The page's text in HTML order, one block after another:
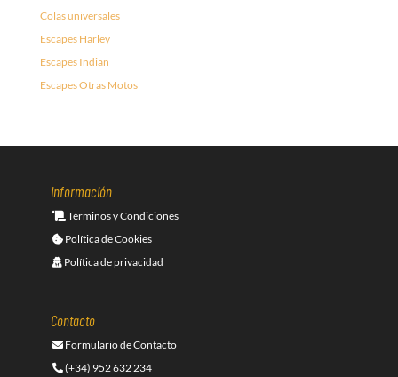
Colas universales
Escapes Harley
Escapes Indian
Escapes Otras Motos
Información
Términos y Condiciones
Política de Cookies
Política de privacidad
Contacto
Formulario de Contacto
(+34) 952 632 234